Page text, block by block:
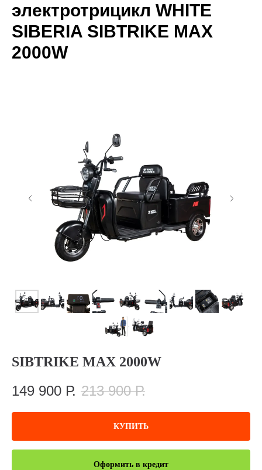
электротрицикл WHITE
SIBERIA SIBTRIKE MAX
2000W
SIBTRIKE MAX 2000W
149 900 Р. 213 900 Р.
КУПИТЬ
Оформить в кредит